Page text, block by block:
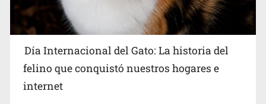
Turismo nacional sostiene al sector en México: 7.5 de
cada 10 huéspedes son mexicanos
Día Internacional del Gato: La historia del
felino que conquistó nuestros hogares e
internet